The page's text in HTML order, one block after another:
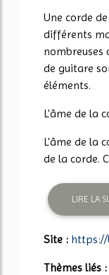
Une corde
différents
nombreuses
de guitare
éléments.
L'âme de la
L'âme de la
de la corde.
LIRE LA
Site : https://
Thèmes liés :